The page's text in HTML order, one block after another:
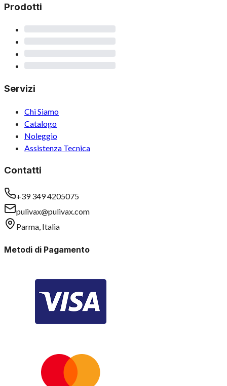
Prodotti
Servizi
Chi Siamo
Catalogo
Noleggio
Assistenza Tecnica
Contatti
+39 349 4205075
pulivax@pulivax.com
Parma, Italia
Metodi di Pagamento